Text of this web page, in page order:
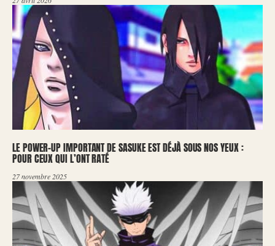
LE POWER-UP IMPORTANT DE SASUKE EST DÉJÀ SOUS NOS YEUX :
POUR CEUX QUI L’ONT RATÉ
27 novembre 2025